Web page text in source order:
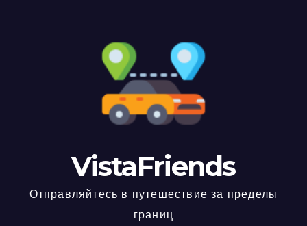
VistaFriends
Отправляйтесь в путешествие за пределы
границ